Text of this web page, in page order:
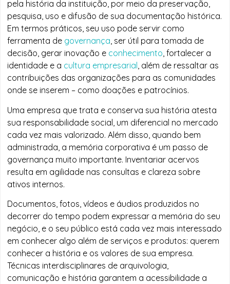
pela história da instituição, por meio da preservação,
pesquisa, uso e difusão de sua documentação histórica.
Em termos práticos, seu uso pode servir como
ferramenta de governança, ser útil para tomada de
decisão, gerar inovação e conhecimento, fortalecer a
identidade e a cultura empresarial, além de ressaltar as
contribuições das organizações para as comunidades
onde se inserem – como doações e patrocínios.
Uma empresa que trata e conserva sua história atesta
sua responsabilidade social, um diferencial no mercado
cada vez mais valorizado. Além disso, quando bem
administrada, a memória corporativa é um passo de
governança muito importante. Inventariar acervos
resulta em agilidade nas consultas e clareza sobre
ativos internos.
Documentos, fotos, vídeos e áudios produzidos no
decorrer do tempo podem expressar a memória do seu
negócio, e o seu público está cada vez mais interessado
em conhecer algo além de serviços e produtos: querem
conhecer a história e os valores de sua empresa.
Técnicas interdisciplinares de arquivologia,
comunicação e história garantem a acessibilidade a